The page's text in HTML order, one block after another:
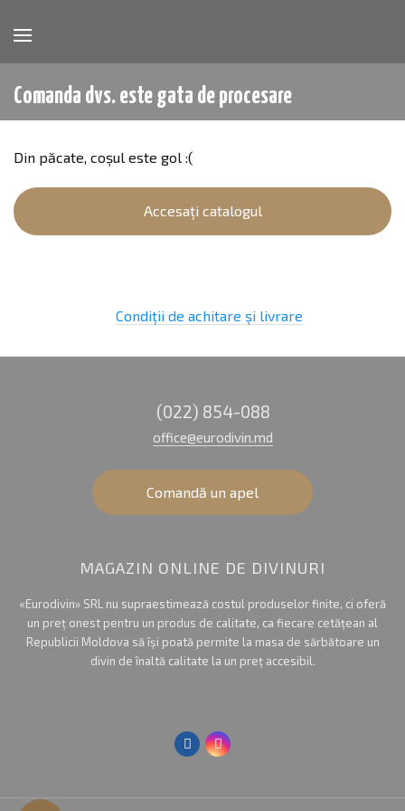
Comanda dvs. este gata de procesare
Din păcate, coșul este gol :(
Accesați catalogul
Condiții de achitare și livrare
(022) 854-088
office@eurodivin.md
Comandă un apel
MAGAZIN ONLINE DE DIVINURI
«Eurodivin» SRL nu supraestimează costul produselor finite, ci oferă
un preț onest pentru un produs de calitate, ca fiecare cetățean al
Republicii Moldova să își poată permite la masa de sărbătoare un
divin de înaltă calitate la un preț accesibil.